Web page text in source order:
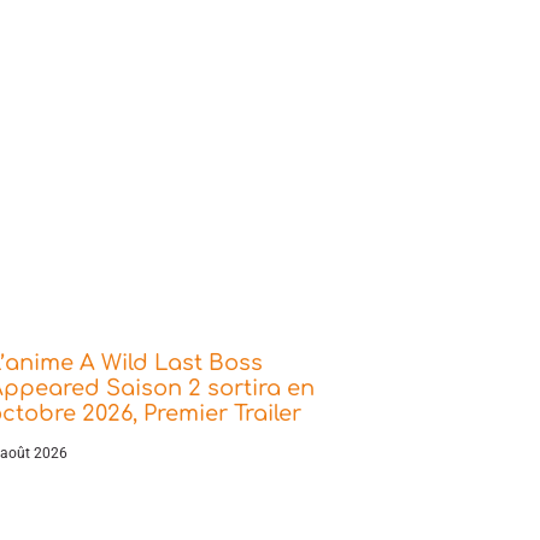
A Wild Last Boss
Saison 2 sortira en
2026, Premier Trailer
2026